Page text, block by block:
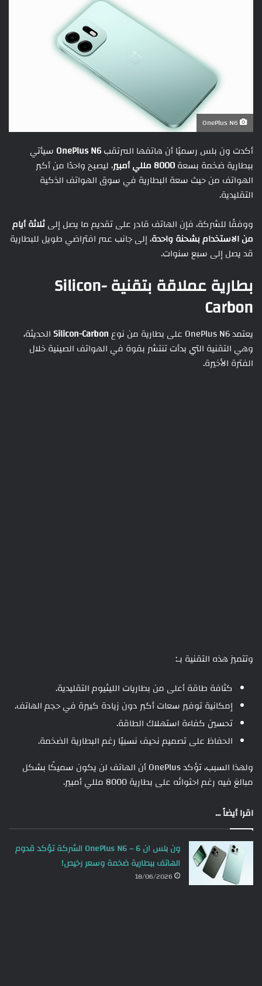
أكدت ون بلس رسميًا أن هاتفها المرتقبOnePlus N6 سيأتي
ببطارية ضخمة بسعة8000 مللي أمبير
، ليصبح واحدًا من أكبر
الهواتف من حيث سعة البطارية في سوق الهواتف الذكية
التقليدية.
ووفقًا للشركة، فإن الهاتف قادر على تقديم ما يصل إلىثلاثة أيام
من الاستخدام بشحنة واحدة، إلى جانب عمر افتراضي طويل للبطارية
قد يصل إلى سبع سنوات.
بطارية عملاقة بتقنية Silicon-
Carbon
يعتمد OnePlus N6 على بطارية من نوع Silicon-Carbonالحديثة،
وهي التقنية التي بدأت تنتشر بقوة في الهواتف الصينية خلال
الفترة الأخيرة.
وتتميز هذه التقنية بـ:
كثافة طاقة أعلى من بطاريات الليثيوم التقليدية.
إمكانية توفير سعات أكبر دون زيادة كبيرة في حجم الهاتف.
تحسين كفاءة استهلاك الطاقة.
الحفاظ على تصميم نحيف نسبيًا رغم البطارية الضخمة.
ولهذا السبب، تؤكد OnePlus أن الهاتف لن يكون سميكًا بشكل
مبالغ فيه رغم احتوائه على بطارية 8000 مللي أمبير.
اقرا أيضاً ...
ون بلس ان 6 – OnePlus N6 الشركة تؤكد قدوم
الهاتف ببطارية ضخمة وسعر رخيص!
18/06/2026